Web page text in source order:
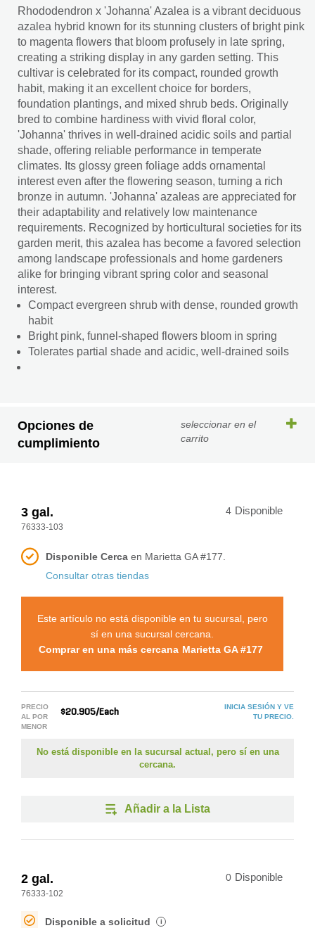
Rhododendron x 'Johanna' Azalea is a vibrant deciduous
azalea hybrid known for its stunning clusters of bright pink
to magenta flowers that bloom profusely in late spring,
creating a striking display in any garden setting. This
cultivar is celebrated for its compact, rounded growth
habit, making it an excellent choice for borders,
foundation plantings, and mixed shrub beds. Originally
bred to combine hardiness with vivid floral color,
'Johanna' thrives in well-drained acidic soils and partial
shade, offering reliable performance in temperate
climates. Its glossy green foliage adds ornamental
interest even after the flowering season, turning a rich
bronze in autumn. 'Johanna' azaleas are appreciated for
their adaptability and relatively low maintenance
requirements. Recognized by horticultural societies for its
garden merit, this azalea has become a favored selection
among landscape professionals and home gardeners
alike for bringing vibrant spring color and seasonal
interest.
Compact evergreen shrub with dense, rounded growth
habit
Bright pink, funnel-shaped flowers bloom in spring
Tolerates partial shade and acidic, well-drained soils
Opciones de
cumplimiento
seleccionar en el
carrito
3 gal.
76333-103
4 Disponible
Disponible Cerca en Marietta GA #177.
Consultar otras tiendas
Este artículo no está disponible en tu sucursal, pero
sí en una sucursal cercana.
Comprar en una más cercana Marietta GA #177
PRECIO
AL POR
MENOR
$20.905/Each
INICIA SESIÓN Y VE
TU PRECIO.
No está disponible en la sucursal actual, pero sí en una
cercana.
Añadir a la Lista
2 gal.
76333-102
0 Disponible
Disponible a solicitud i